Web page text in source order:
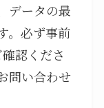
データの最
。必ず事前
認くださ
問い合わせ